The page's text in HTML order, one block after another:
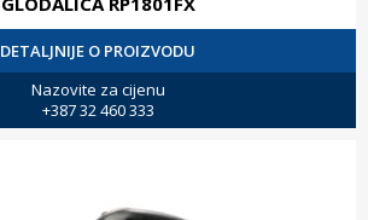
DETALJNIJE O PROIZVODU
Nazovite za cijenu
+387 32 460 333